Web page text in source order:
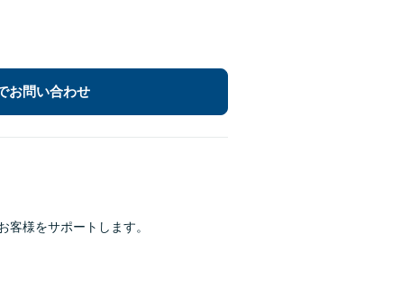
お問い合わせ
客様をサポートします。